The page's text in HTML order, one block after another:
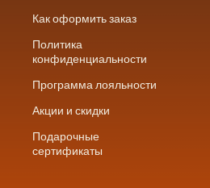
Как оформить заказ
Политика
конфиденциальности
Программа лояльности
Акции и скидки
Подарочные
сертификаты